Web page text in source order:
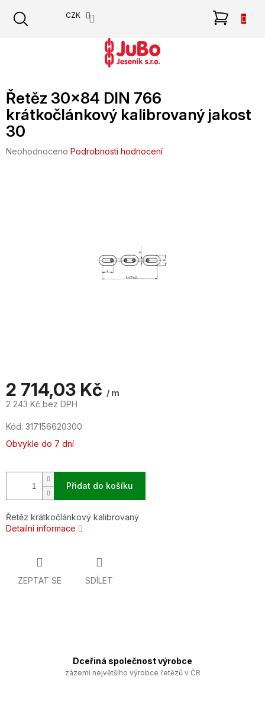
obsah
CZK
Řetěz 30x84 DIN 766
krátkočlánkový kalibrovaný jakost
30
Průměrné
Neohodnoceno Podrobnosti hodnocení
2 714,03 Kč / m
2 243 Kč bez DPH
cena:
Kód: 317156620300
Obvykle do 7 dní
Přidat do košíku
Řetěz krátkočlánkový kalibrovaný
Detailní informace
ZEPTAT SE SDÍLET
Dceřiná společnost výrobce
zázemí největšího výrobce řetězů v ČR